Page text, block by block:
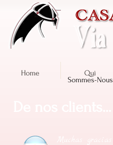
Home
Sommes-Nous
Qui